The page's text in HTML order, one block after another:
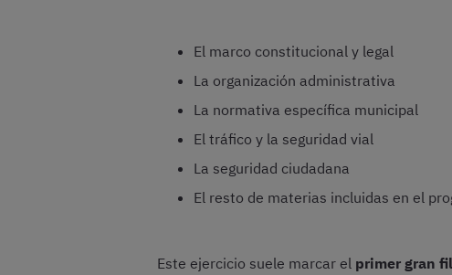
El marco constitucional y legal
La organización administrativa
La normativa específica municipal
El tráfico y la seguridad vial
La seguridad ciudadana
El resto de materias incluidas en el
Este ejercicio suele marcar el primer gran